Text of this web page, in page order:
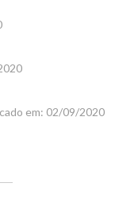
em: 02/09/2020